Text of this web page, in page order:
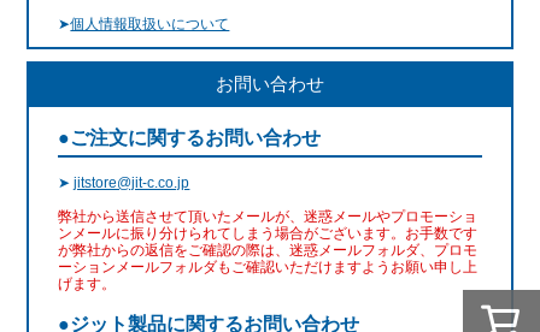
➤個人情報取扱いについて
お問い合わせ
●ご注文に関するお問い合わせ
➤jitstore@jit-c.co.jp
弊社から送信させて頂いたメールが、迷惑メールやプロモーショ
ンメールに振り分けられてしまう場合がございます。お手数です
が弊社からの返信をご確認の際は、迷惑メールフォルダ、プロモ
ーションメールフォルダもご確認いただけますようお願い申し上
げます。
●ジット製品に関するお問い合わせ